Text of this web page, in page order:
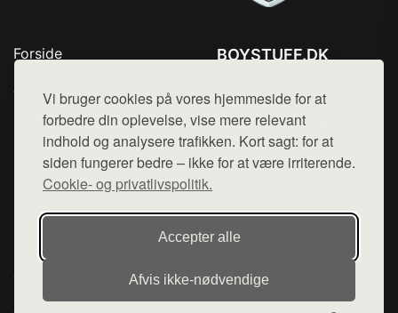
Vi bruger cookies på vores hjemmeside for at
forbedre din oplevelse, vise mere relevant
indhold og analysere trafikken. Kort sagt: for at
siden fungerer bedre – ikke for at være irriterende.
Cookie- og privatlivspolitik.
Accepter alle
Afvis ikke‑nødvendige
Forside
Top Rabatter
Kontakt
BOYSTUFF.DK
Mail: hej@want.dk
Cookie- og privatlivspolitik
Denne side er en del af want.dk, der udgiver en række
hjemmesider med præsentation af forskellige produkter fra
diverse webshops. Der sælges ikke varer fra denne side - vi